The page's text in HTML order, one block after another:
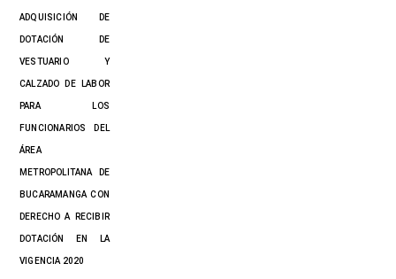
ADQUISICIÓN DE
DOTACIÓN DE
VESTUARIO Y
CALZADO DE LABOR
PARA LOS
FUNCIONARIOS DEL
ÁREA
METROPOLITANA DE
BUCARAMANGA CON
DERECHO A RECIBIR
DOTACIÓN EN LA
VIGENCIA 2020